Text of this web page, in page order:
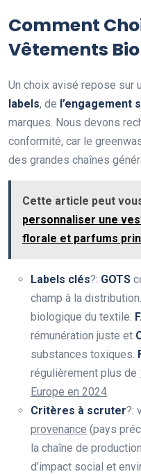
Comment
Vêtements
Un choix avisé repose sur
labels, de l’engagement
marques. Nous devons
conformité, car le
des grandes chaînes
Cette article peut
personnaliser une
florale et parfums
Labels clés?: GOTS
champ à la distribution.
biologique du textile.
rémunération juste et
substances toxiques.
régulièrement plus de
Europe en 2024
Critères à scruter?:
provenance (pays
la chaîne de
d’impact social et